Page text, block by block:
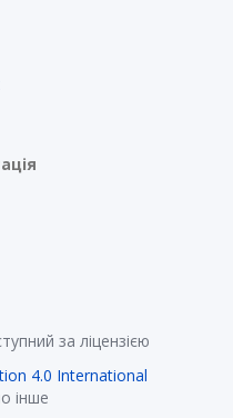
за ліцензією
4.0 International
інше